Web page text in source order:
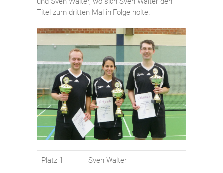
Titel zum dritten Mal in Folge holte.
Platz 1 Sven Walter